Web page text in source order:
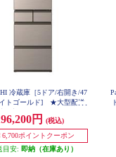
冷蔵庫［5ドア/右開き/47
トゴールド] ★大型配送
円
(税込)
6,700ポイントクーポン
目安: 即納（在庫あり）